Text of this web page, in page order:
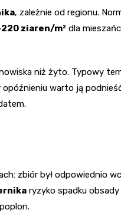
, zależnie od regionu.
ziaren/m² dla
niż żyto. Typowy
opóźnieniu warto ją
zbiór był odpowiednio
ryzyko spadku obsady